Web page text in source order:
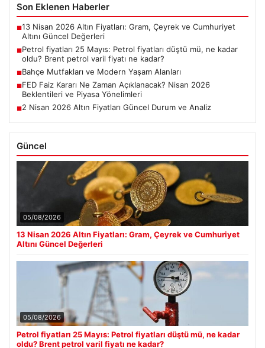
Son Eklenen Haberler
■13 Nisan 2026 Altın Fiyatları: Gram, Çeyrek ve Cumhuriyet
Altını Güncel Değerleri
■Petrol fiyatları 25 Mayıs: Petrol fiyatları düştü mü, ne kadar
oldu? Brent petrol varil fiyatı ne kadar?
■Bahçe Mutfakları ve Modern Yaşam Alanları
■FED Faiz Kararı Ne Zaman Açıklanacak? Nisan 2026
Beklentileri ve Piyasa Yönelimleri
■2 Nisan 2026 Altın Fiyatları Güncel Durum ve Analiz
Güncel
05/08/2026
13 Nisan 2026 Altın Fiyatları: Gram, Çeyrek ve Cumhuriyet
Altını Güncel Değerleri
05/08/2026
Petrol fiyatları 25 Mayıs: Petrol fiyatları düştü mü, ne kadar
oldu? Brent petrol varil fiyatı ne kadar?